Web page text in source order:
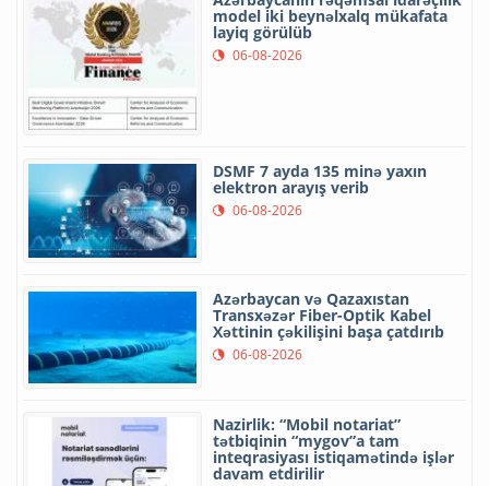
model iki beynəlxalq mükafata
layiq görülüb
06-08-2026
DSMF 7 ayda 135 minə yaxın
elektron arayış verib
06-08-2026
Azərbaycan və Qazaxıstan
Transxəzər Fiber-Optik Kabel
Xəttinin çəkilişini başa çatdırıb
06-08-2026
Nazirlik: “Mobil notariat”
tətbiqinin “mygov”a tam
inteqrasiyası istiqamətində işlər
davam etdirilir